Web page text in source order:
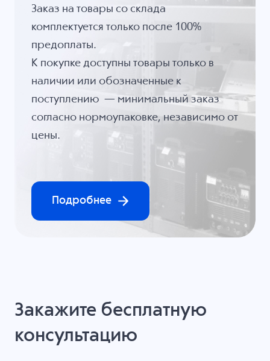
Заказ на товары со склада
комплектуется только после 100%
предоплаты.
К покупке доступны товары только в
наличии или обозначенные к
поступлению — минимальный заказ
согласно нормоупаковке, независимо от
цены.
Подробнее
Закажите бесплатную
консультацию